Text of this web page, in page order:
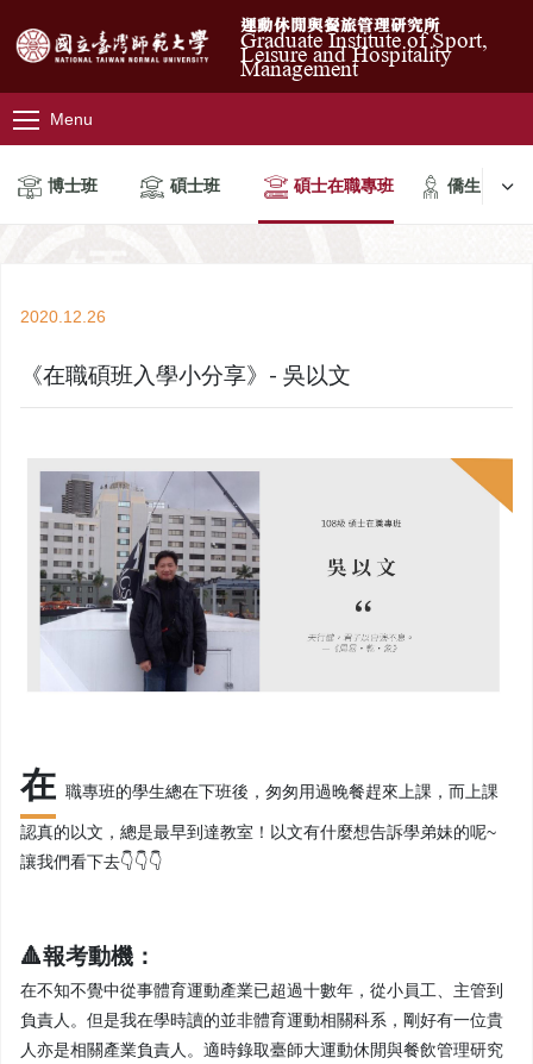
運動休閒與餐旅管理研究所
Graduate Institute of Sport,
Leisure and Hospitality
Management
Menu
博士班 碩士班 碩士在職專班 僑生
2020.12.26
《在職碩班入學小分享》- 吳以文
在 職專班的學生總在下班後，匆匆用過晚餐趕來上課，而上課
認真的以文，總是最早到達教室！以文有什麼想告訴學弟妹的呢~
讓我們看下去👇👇👇
🔺報考動機：
在不知不覺中從事體育運動產業已超過十數年，從小員工、主管到
負責人。但是我在學時讀的並非體育運動相關科系，剛好有一位貴
人亦是相關產業負責人。適時錄取臺師大運動休閒與餐飲管理研究